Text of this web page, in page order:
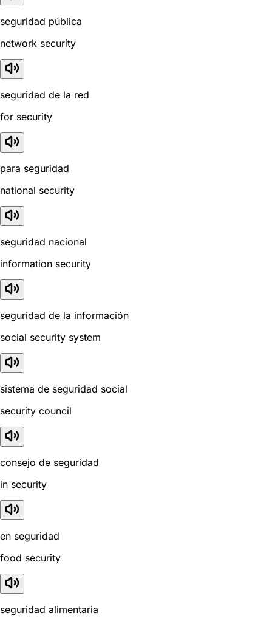
seguridad pública
network security
seguridad de la red
for security
para seguridad
national security
seguridad nacional
information security
seguridad de la información
social security system
sistema de seguridad social
security council
consejo de seguridad
in security
en seguridad
food security
seguridad alimentaria